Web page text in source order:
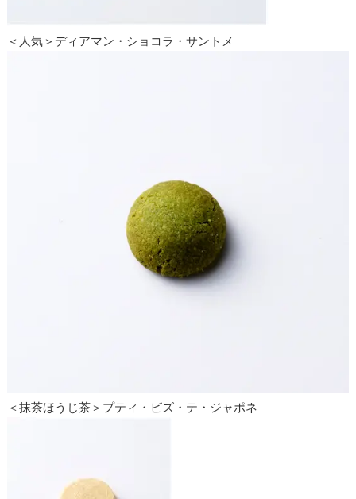
＜人気＞ディアマン・ショコラ・サントメ
＜抹茶ほうじ茶＞プティ・ビズ・テ・ジャポネ